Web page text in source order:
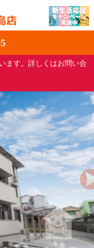
ます。詳しくはお問い合